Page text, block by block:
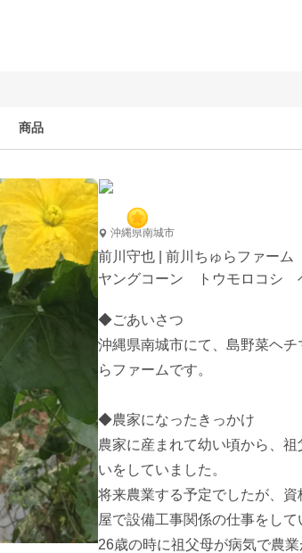
商品
沖縄県南城市
前川守也 | 前川ちゅらファーム
ヤングコーン トウモロコシ
◆ごあいさつ
沖縄県南城市にて、島野菜ヘ
らファームです。
◆農家になったきっかけ
農家に産まれて幼い頃から、
いをしていました。
将来農業する予定でしたが、
屋で設備工事関係の仕事をして
26歳の時に祖父母が病気で農